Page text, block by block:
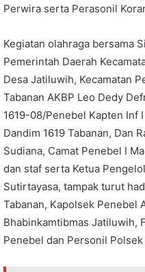
Perwira serta Perasonil
Kegiatan olahraga bersama
Pemerintah Daerah
Desa Jatiluwih, Kecamatan
Tabanan AKBP Leo Dedy
1619-08/Penebel Kapten Inf
Dandim 1619 Tabanan, Dan
Sudiana, Camat Penebel I
dan staf serta Ketua
Sutirtayasa, tampak turut
Tabanan, Kapolsek Penebel
Bhabinkamtibmas Jatiluwih,
Penebel dan Personil